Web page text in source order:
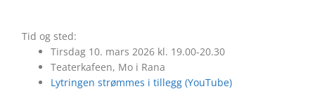
Tid og sted:
Tirsdag 10. mars 2026 kl. 19.00-20.30
Teaterkafeen, Mo i Rana
Lytringen strømmes i tillegg (YouTube)